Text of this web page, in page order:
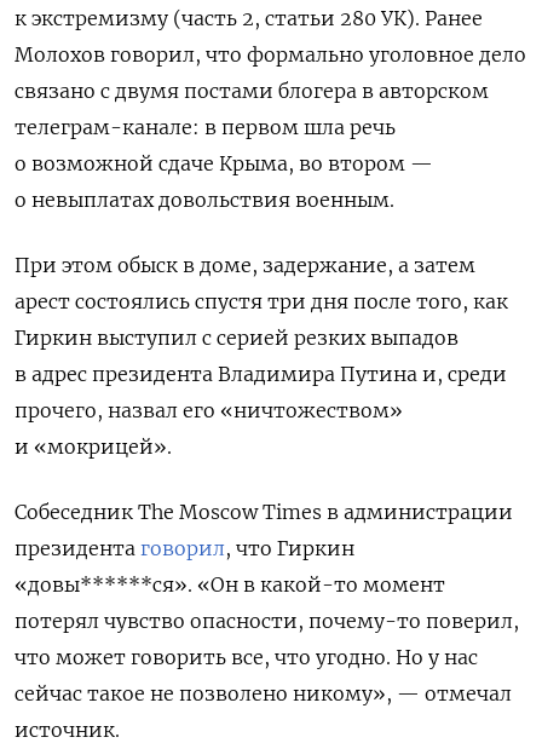
к экстремизму (часть 2, статьи 280 УК). Ранее
Молохов говорил, что формально уголовное дело
связано с двумя постами блогера в авторском
телеграм-канале: в первом шла речь
о возможной сдаче Крыма, во втором —
о невыплатах довольствия военным.
При этом обыск в доме, задержание, а затем
арест состоялись спустя три дня после того, как
Гиркин выступил с серией резких выпадов
в адрес президента Владимира Путина и, среди
прочего, назвал его «ничтожеством»
и «мокрицей».
Собеседник The Moscow Times в администрации
президента говорил, что Гиркин
«довы******ся». «Он в какой-то момент
потерял чувство опасности, почему-то поверил,
что может говорить все, что угодно. Но у нас
сейчас такое не позволено никому», — отмечал
источник.